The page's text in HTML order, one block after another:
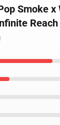
Smoke x
Reach